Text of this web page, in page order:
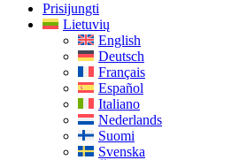
Prisijungti
Lietuvių
English
Deutsch
Français
Español
Italiano
Nederlands
Suomi
Svenska